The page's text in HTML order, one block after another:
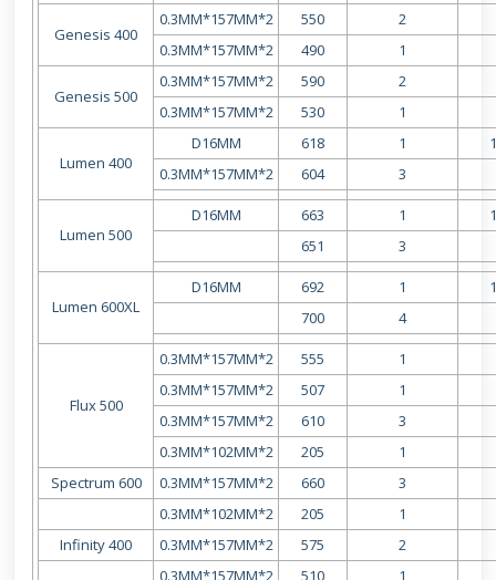
Genesis 400
0.3MM*157MM*2 550
2
0.3MM*157MM*2
490 1
Genesis 500
0.3MM*157MM*2 590
2
0.3MM*157MM*2
530 1
Lumen 400
D16MM 618 1
0.3MM*157MM*2
604 3
Lumen 500
D16MM 663 1
651
3
Lumen 600XL
D16MM 692 1
700
4
Flux 500
0.3MM*157MM*2 555
1
0.3MM*157MM*2
507
1
0.3MM*157MM*2
610
3
0.3MM*102MM*2
205
1
Spectrum 600
0.3MM*157MM*2 660
3
0.3MM*102MM*2
205
1
Infinity 400
0.3MM*157MM*2 575
2
0.3MM*157MM*2
510
1